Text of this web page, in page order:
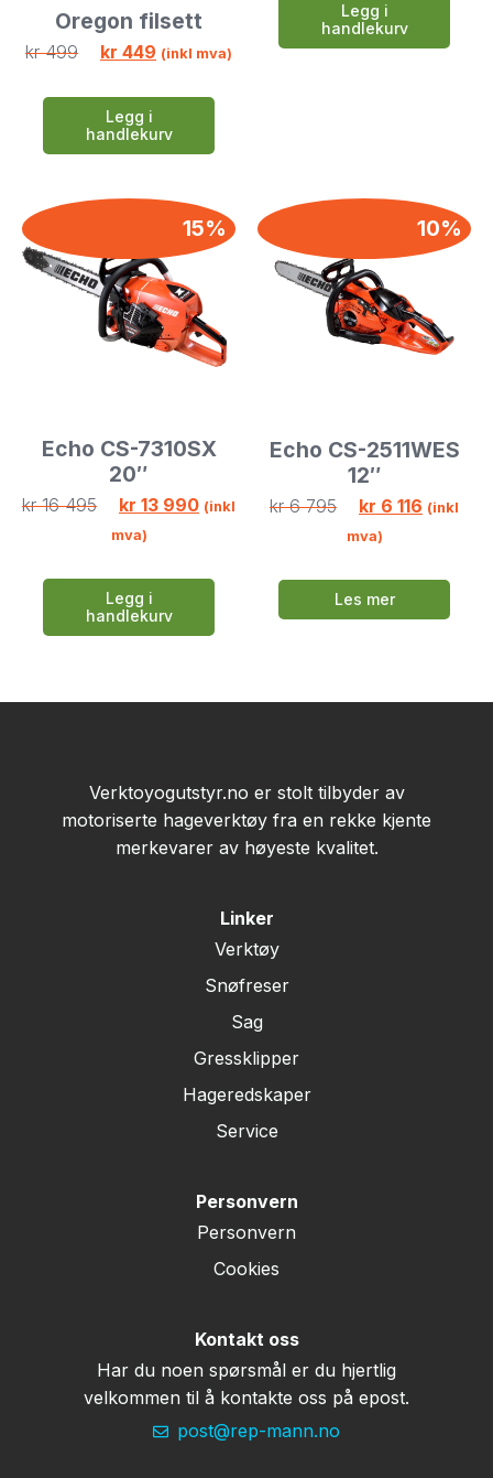
Oregon filsett
kr499 kr 449 (inkl mva)
Legg i
handlekurv
Legg i
handlekurv
15%
Echo CS-7310SX
20″
kr16 495 kr 13 990 (inkl
mva)
Legg i
handlekurv
10%
Echo CS-2511WES
12″
kr6 795 kr 6 116 (inkl
mva)
Les mer
Verktoyogutstyr.no er stolt tilbyder av
motoriserte hageverktøy fra en rekke kjente
merkevarer av høyeste kvalitet.
Linker
Verktøy
Snøfreser
Sag
Gressklipper
Hageredskaper
Service
Personvern
Personvern
Cookies
Kontakt oss
Har du noen spørsmål er du hjertlig
velkommen til å kontakte oss på epost.
post@rep-mann.no